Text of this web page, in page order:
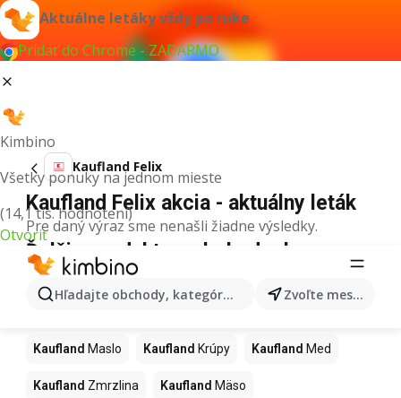
Aktuálne letáky vždy po ruke
Pridať do Chrome - ZADARMO
Kimbino
Všetky ponuky na jednom mieste
(14,1 tis. hodnotení)
Otvoriť
Hľadajte obchody, kategórie, produkty... Zvoľte mesto
Kaufland Felix
Kaufland Felix akcia - aktuálny leták
Pre daný výraz sme nenašli žiadne výsledky.
Ďalšie produkty v obchodoch
Kaufland
Kaufland Maslo Kaufland Krúpy Kaufland Med
Kaufland Zmrzlina Kaufland Mäso